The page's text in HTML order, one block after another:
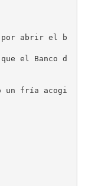
por abrir el b
el Banco d
un fría acogi